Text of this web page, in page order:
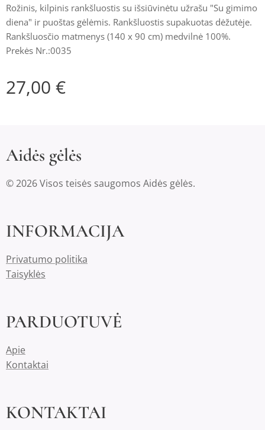
Rožinis, kilpinis rankšluostis su išsiūvinėtu užrašu "Su gimimo
diena" ir puoštas gėlėmis. Rankšluostis supakuotas dėžutėje.
Rankšluosčio matmenys (140 x 90 cm) medvilnė 100%.
Prekės Nr.:0035
27,00 €
Aidės gėlės
© 2026 Visos teisės saugomos Aidės gėlės.
INFORMACIJA
Privatumo politika
Taisyklės
PARDUOTUVĖ
Apie
Kontaktai
KONTAKTAI